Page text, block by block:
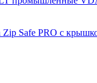
Zip Safe PRO с